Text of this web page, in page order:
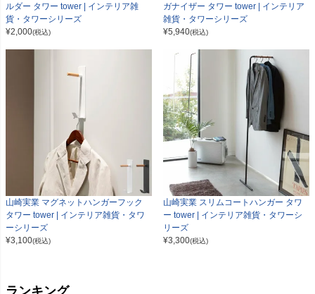
ルダー タワー tower | インテリア雑
貨・タワーシリーズ
¥2,000(税込)
ガナイザー タワー tower | インテリア
雑貨・タワーシリーズ
¥5,940(税込)
山崎実業 マグネットハンガーフック
タワー tower | インテリア雑貨・タワ
ーシリーズ
¥3,100(税込)
山崎実業 スリムコートハンガー タワ
ー tower | インテリア雑貨・タワーシ
リーズ
¥3,300(税込)
ランキング